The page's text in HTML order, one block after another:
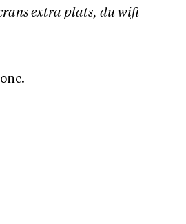
extra plats, du wifi